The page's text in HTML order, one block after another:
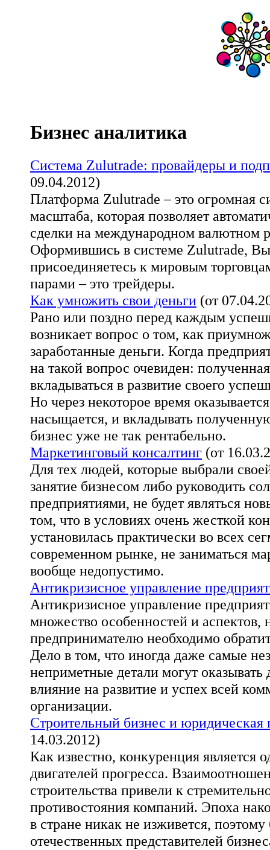
Бизнес аналитика
Система Zulutrade: провайдеры и
09.04.2012)
Платформа Zulutrade – это огромная
масштаба, которая позволяет
сделки на международном валютном
Оформившись в системе Zulutrade,
присоединяетесь к мировым
парами – это трейдеры.
Как умножить свои деньги (от
Рано или поздно перед каждым
возникает вопрос о том, как
заработанные деньги. Когда
на такой вопрос очевиден:
вкладываться в развитие своего
Но через некоторое время
насыщается, и вкладывать
бизнес уже не так рентабельно.
Маркетинговый консалтинг (от
Для тех людей, которые выбрали
занятие бизнесом либо руководить
предприятиями, не будет являться
том, что в условиях очень жесткой
установилась практически во всех
современном рынке, не заниматься
вообще недопустимо.
Антикризисное управление
Антикризисное управление
множество особенностей и аспектов,
предпринимателю необходимо
Дело в том, что иногда даже самые
неприметные детали могут оказывать
влияние на развитие и успех всей
организации.
Строительный бизнес и юридическая
14.03.2012)
Как известно, конкуренция является
двигателей прогресса.
строительства привели к
противостояния компаний. Эпоха
в стране никак не изживется,
отечественных представителей